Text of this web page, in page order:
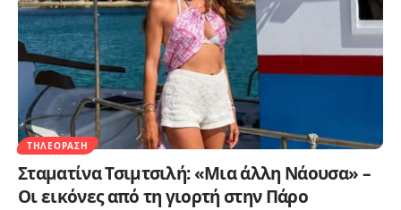
ΤΗΛΕΌΡΑΣΗ
Σταματίνα Τσιμτσιλή: «Μια άλλη Νάουσα» –
Οι εικόνες από τη γιορτή στην Πάρο